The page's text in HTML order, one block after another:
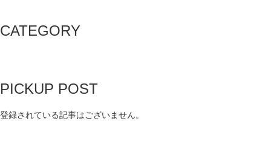
CATEGORY
PICKUP POST
登録されている記事はございません。